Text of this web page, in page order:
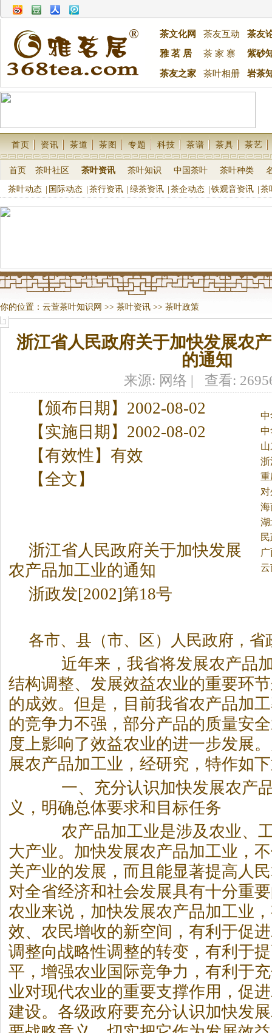
茶文化网 茶友互动
茶友
雅 茗 居
茶 家 寨 紫砂
茶友之家 茶叶相册 岩茶
首页 资讯 茶道 茶图 专题 科技 茶谱 茶具 茶艺
首页 茶叶社区 茶叶资讯 茶叶知识 中国茶叶 茶叶种类
茶叶动态 国际动态 茶行资讯 绿茶资讯 茶企动态 铁观音资讯 茶
你的位置： 云萱茶叶知识网 >> 茶叶资讯 >> 茶叶政策
浙江省人民政府关于加快发展农
的通知
来源: 网络 | 查看:
作
中
《
贯
材
《
委
主
发
【颁布日期】2002-08-02
【实施日期】2002-08-02
【有效性】有效
【全文】
浙江省人民政府关于加快发展
农产品加工业的通知
浙政发[2002]第18号
各市、县（市、区）人民政府，省
近年来，我省将发展农产品加
结构调整、发展效益农业的重要环
的成效。 但是，目前我省农产品加
的竞争力不强，部分产品的质量安
度上影响了效益农业的进一步发展
展农产品加工业，经研究，特作如
一、充分认识加快发展农产
义，明确总体要求和目标任务
农产品加工业是涉及农业、工
大产业。加快发展农产品加工业，
关产业的发展，而且能显著提高人
对全省经济和社会发展具有十分重
农业来说，加快发展农产品加工业
效、农民增收的新空间，有利于促
调整向战略性调整的转变，有利于
平，增强农业国际竞争力，有利于
业对现代农业的重要支撑作用，促
建设。各级政府要充分认识加快发